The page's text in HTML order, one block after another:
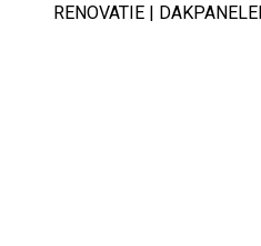
RENOVATIE |